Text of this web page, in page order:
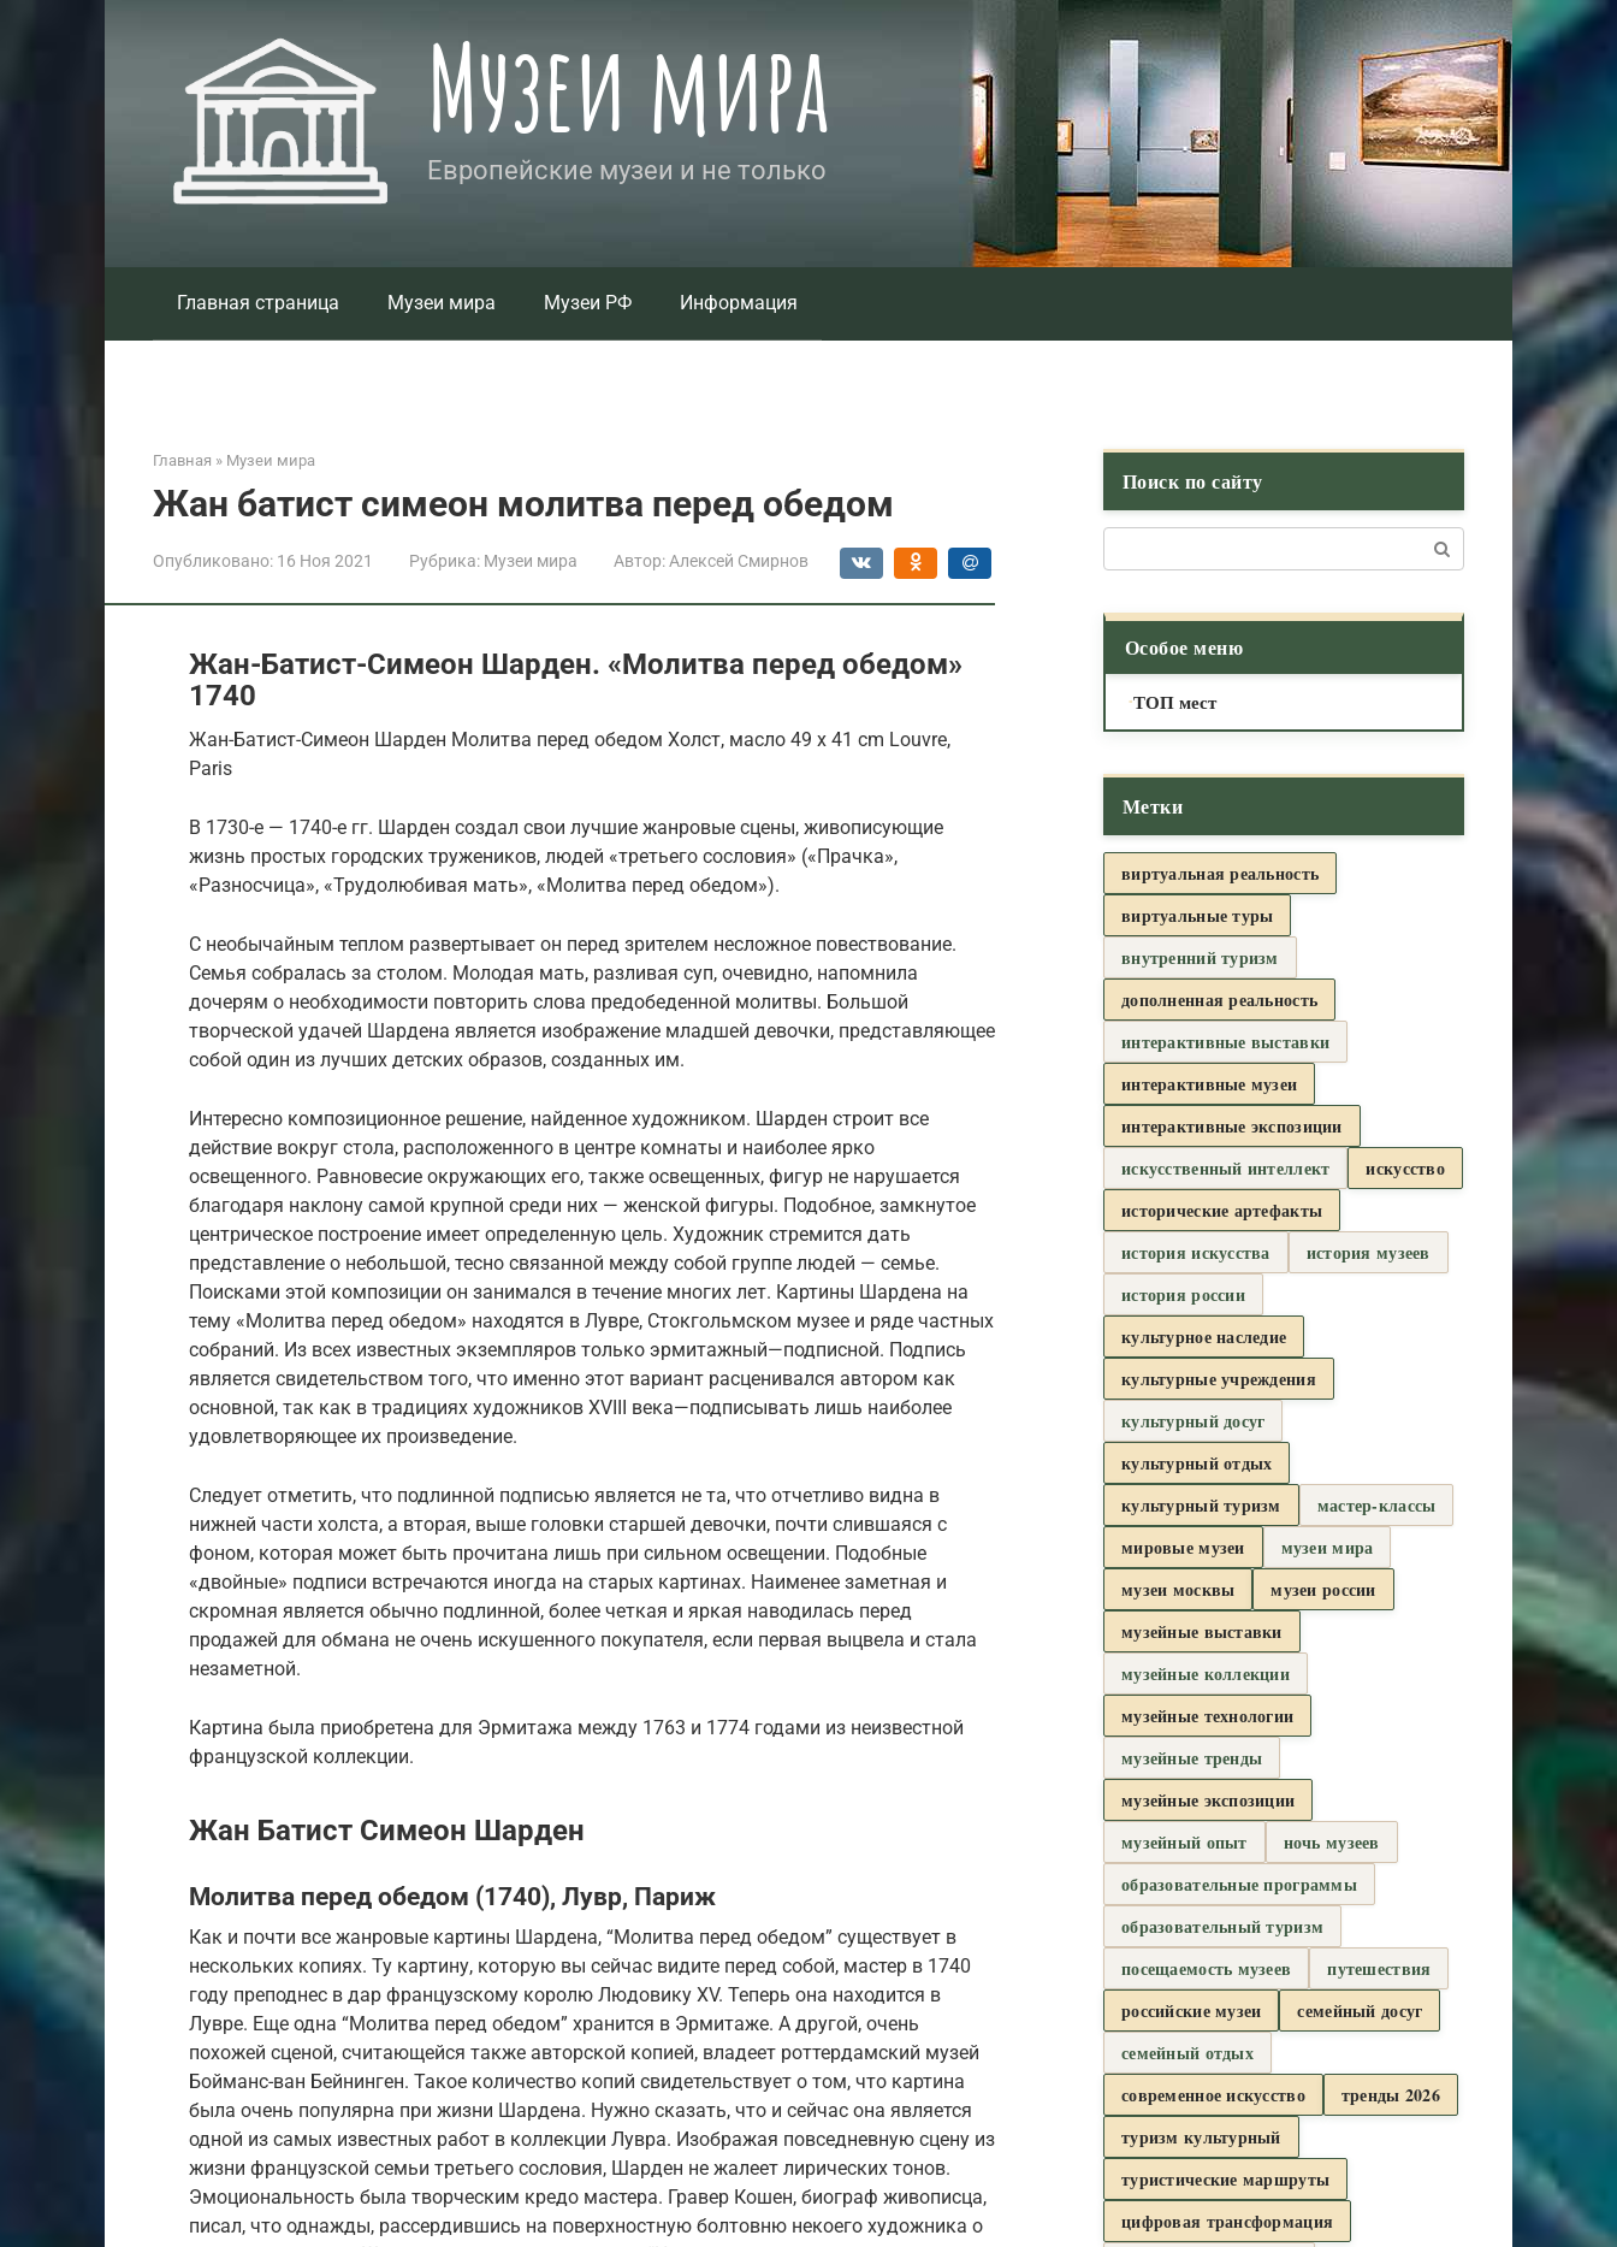
Музеи мира
Европейские музеи и не только
Главная страница Музеи мира Музеи РФ Информация
Главная » Музеи мира
Жан батист симеон молитва перед обедом
Опубликовано: 16 Ноя 2021 Рубрика: Музеи мира Автор: Алексей Смирнов
Жан-Батист-Симеон Шарден. «Молитва перед обедом»
1740
Жан-Батист-Симеон Шарден Молитва перед обедом Холст, масло 49 x 41 cm Louvre,
Paris
В 1730-е — 1740-е гг. Шарден создал свои лучшие жанровые сцены, живописующие
жизнь простых городских тружеников, людей «третьего сословия» («Прачка»,
«Разносчица», «Трудолюбивая мать», «Молитва перед обедом»).
С необычайным теплом развертывает он перед зрителем несложное повествование.
Семья собралась за столом. Молодая мать, разливая суп, очевидно, напомнила
дочерям о необходимости повторить слова предобеденной молитвы. Большой
творческой удачей Шардена является изображение младшей девочки, представляющее
собой один из лучших детских образов, созданных им.
Интересно композиционное решение, найденное художником. Шарден строит все
действие вокруг стола, расположенного в центре комнаты и наиболее ярко
освещенного. Равновесие окружающих его, также освещенных, фигур не нарушается
благодаря наклону самой крупной среди них — женской фигуры. Подобное, замкнутое
центрическое построение имеет определенную цель. Художник стремится дать
представление о небольшой, тесно связанной между собой группе людей — семье.
Поисками этой композиции он занимался в течение многих лет. Картины Шардена на
тему «Молитва перед обедом» находятся в Лувре, Стокгольмском музее и ряде частных
собраний. Из всех известных экземпляров только эрмитажный—подписной. Подпись
является свидетельством того, что именно этот вариант расценивался автором как
основной, так как в традициях художников XVIII века—подписывать лишь наиболее
удовлетворяющее их произведение.
Следует отметить, что подлинной подписью является не та, что отчетливо видна в
нижней части холста, а вторая, выше головки старшей девочки, почти слившаяся с
фоном, которая может быть прочитана лишь при сильном освещении. Подобные
«двойные» подписи встречаются иногда на старых картинах. Наименее заметная и
скромная является обычно подлинной, более четкая и яркая наводилась перед
продажей для обмана не очень искушенного покупателя, если первая выцвела и стала
незаметной.
Картина была приобретена для Эрмитажа между 1763 и 1774 годами из неизвестной
французской коллекции.
Жан Батист Симеон Шарден
Молитва перед обедом (1740), Лувр, Париж
Как и почти все жанровые картины Шардена, “Молитва перед обедом” существует в
нескольких копиях. Ту картину, которую вы сейчас видите перед собой, мастер в 1740
году преподнес в дар французскому королю Людовику XV. Теперь она находится в
Лувре. Еще одна “Молитва перед обедом” хранится в Эрмитаже. А другой, очень
похожей сценой, считающейся также авторской копией, владеет роттердамский музей
Бойманс-ван Бейнинген. Такое количество копий свидетельствует о том, что картина
была очень популярна при жизни Шардена. Нужно сказать, что и сейчас она является
одной из самых известных работ в коллекции Лувра. Изображая повседневную сцену из
жизни французской семьи третьего сословия, Шарден не жалеет лирических тонов.
Эмоциональность была творческим кредо мастера. Гравер Кошен, биограф живописца,
писал, что однажды, рассердившись на поверхностную болтовню некоего художника о
Поиск по сайту
Особое меню
ТОП мест
Метки
виртуальная реальность
виртуальные туры
внутренний туризм
дополненная реальность
интерактивные выставки
интерактивные музеи
интерактивные экспозиции
искусственный интеллект
искусство
исторические артефакты
история искусства
история музеев
история россии
культурное наследие
культурные учреждения
культурный досуг
культурный отдых
культурный туризм
мастер-классы
мировые музеи
музеи мира
музеи москвы
музеи россии
музейные выставки
музейные коллекции
музейные технологии
музейные тренды
музейные экспозиции
музейный опыт
ночь музеев
образовательные программы
образовательный туризм
посещаемость музеев
путешествия
российские музеи
семейный досуг
семейный отдых
современное искусство
тренды 2026
туризм культурный
туристические маршруты
цифровая трансформация